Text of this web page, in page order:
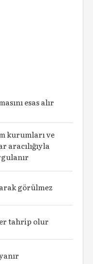
esas alır
kurumları ve
aracılığıyla
görülmez
tahrip olur